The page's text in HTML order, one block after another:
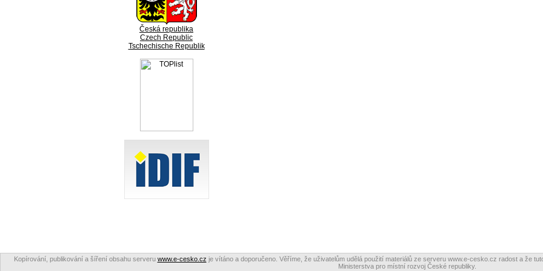
Česká republika
Czech Republic
Tschechische Republik
Kopírování, publikování a šíření obsahu serveru www.e-cesko.cz je vítáno a doporučeno. Věříme, že uživatelům udělá použití materiálů ze serveru www.e-cesko.cz radost a že
Ministerstva pro místní rozvoj České republiky.